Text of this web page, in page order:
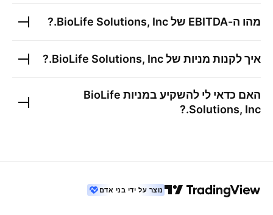
מהו ה-EBITDA של BioLife Solutions, Inc.
?
איך לקנות מניות שלBioLife Solutions, Inc.
?
האם כדאי לי להשקיע במניות BioLife
Solutions, Inc.
?
נוצר על ידי בני אדם